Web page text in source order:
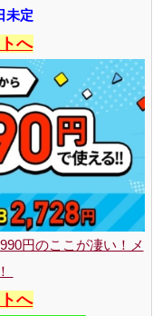
未定
へ
円のここが凄い！メ
へ